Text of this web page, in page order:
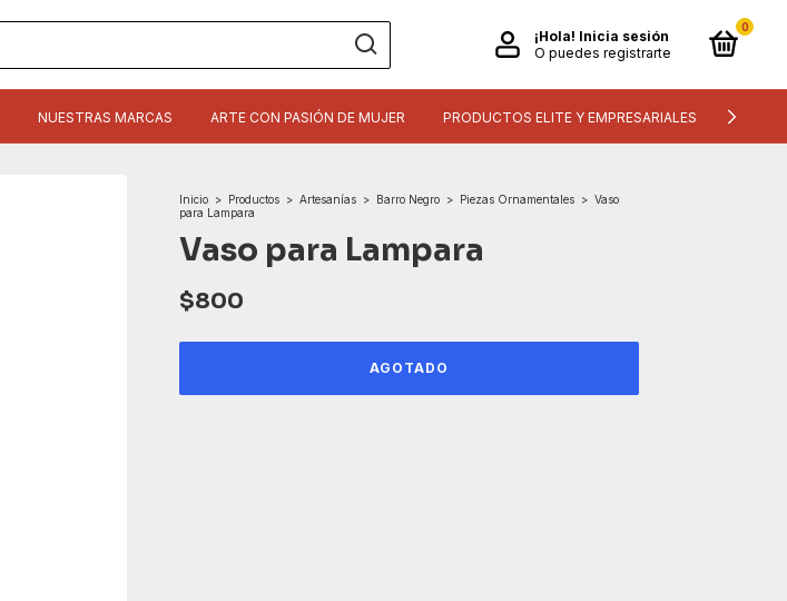
¡Hola! Inicia sesión
O puedes registrarte
0
NUESTRAS MARCAS ARTE CON PASIÓN DE MUJER PRODUCTOS ELITE Y EMPRESARIALES
Inicio > Productos > Artesanías > Barro Negro > Piezas Ornamentales > Vaso
para Lampara
Vaso para Lampara
$800